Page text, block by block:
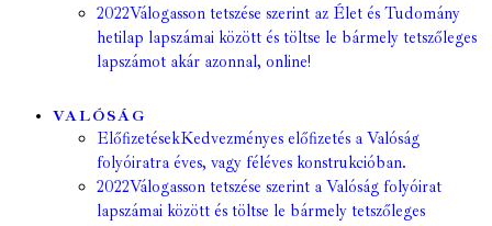
2022Válogasson tetszése szerint az Élet és Tudomány
hetilap lapszámai között és töltse le bármely tetszőleges
lapszámot akár azonnal, online!
VALÓSÁG
ElőfizetésekKedvezményes előfizetés a Valóság
folyóiratra éves, vagy féléves konstrukcióban.
2022Válogasson tetszése szerint a Valóság folyóirat
lapszámai között és töltse le bármely tetszőleges